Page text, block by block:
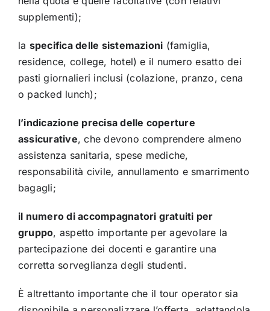
supplementi);
la specifica delle sistemazioni (famiglia,
residence, college, hotel) e il numero esatto dei
pasti giornalieri inclusi (colazione, pranzo, cena
o packed lunch);
l’indicazione precisa delle coperture
assicurative, che devono comprendere almeno
assistenza sanitaria, spese mediche,
responsabilità civile, annullamento e smarrimento
bagagli;
il numero di accompagnatori gratuiti per
gruppo, aspetto importante per agevolare la
partecipazione dei docenti e garantire una
corretta sorveglianza degli studenti.
È altrettanto importante che il tour operator sia